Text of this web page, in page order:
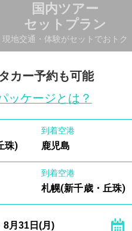
国内ツアー
セットプラン
現地交通・体験がセットでおトク
カー予約も可能
ッケージとは？
珠)
到着空港
鹿児島
到着空港
札幌(新千歳・丘珠)